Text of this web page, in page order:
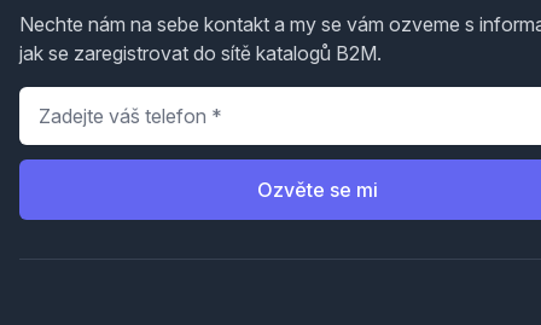
Nechte nám na sebe kontakt a my se vám ozveme s
jak se zaregistrovat do sítě katalogů B2M.
Telefon
Ozvěte se mi